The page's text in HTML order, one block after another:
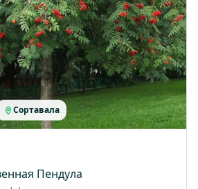
Сортавала
Пендула